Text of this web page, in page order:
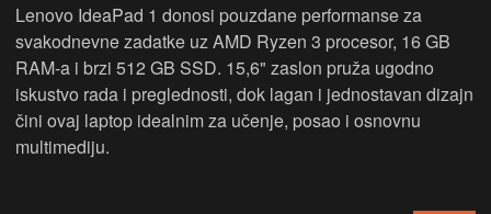
Lenovo IdeaPad 1 donosi pouzdane performanse za
svakodnevne zadatke uz AMD Ryzen 3 procesor, 16 GB
RAM-a i brzi 512 GB SSD. 15,6" zaslon pruža ugodno
iskustvo rada i preglednosti, dok lagan i jednostavan dizajn
čini ovaj laptop idealnim za učenje, posao i osnovnu
multimediju.